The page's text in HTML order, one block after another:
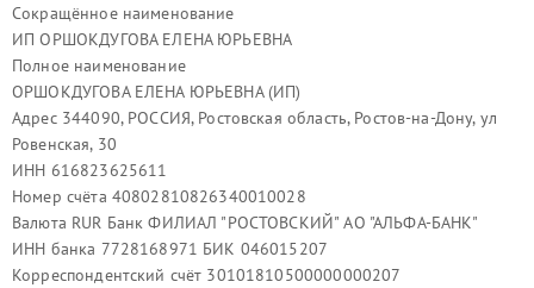
Сокращённое наименование
ИП ОРШОКДУГОВА ЕЛЕНА ЮРЬЕВНА
Полное наименование
ОРШОКДУГОВА ЕЛЕНА ЮРЬЕВНА (ИП)
Адрес 344090, РОССИЯ, Ростовская область, Ростов-на-Дону, ул
Ровенская, 30
ИНН 616823625611
Номер счёта 40802810826340010028
Валюта RUR Банк ФИЛИАЛ "РОСТОВСКИЙ" АО "АЛЬФА-БАНК"
ИНН банка 7728168971 БИК 046015207
Корреспондентский счёт 30101810500000000207